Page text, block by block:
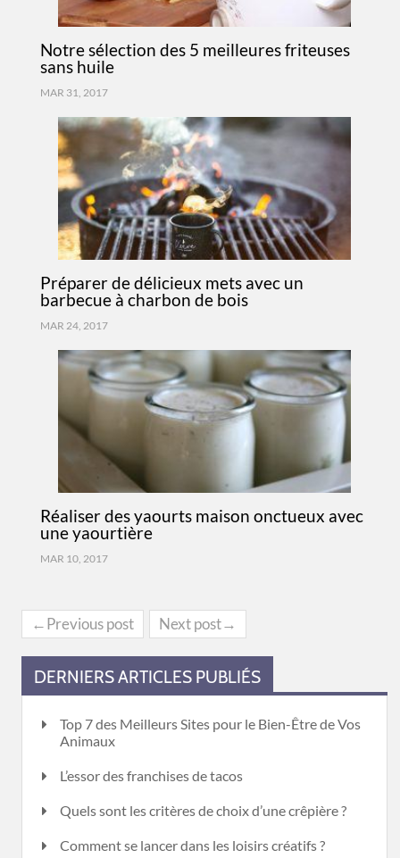
Notre sélection des 5 meilleures friteuses
sans huile
MAR 31, 2017
Préparer de délicieux mets avec un
barbecue à charbon de bois
MAR 24, 2017
Réaliser des yaourts maison onctueux avec
une yaourtière
MAR 10, 2017
←Previous post Next post→
DERNIERS ARTICLES PUBLIÉS
Top 7 des Meilleurs Sites pour le Bien-Être de Vos
Animaux
L’essor des franchises de tacos
Quels sont les critères de choix d’une crêpière ?
Comment se lancer dans les loisirs créatifs ?